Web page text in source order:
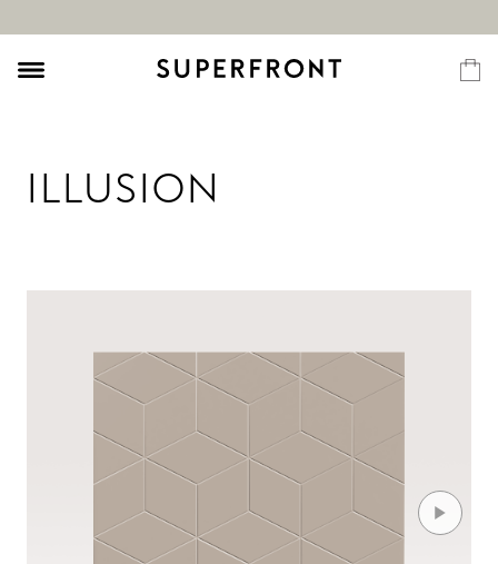
ILLUSION